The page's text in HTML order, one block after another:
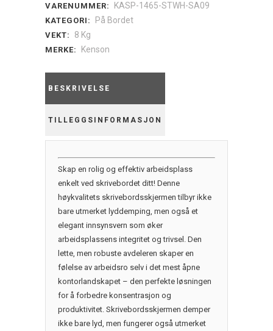
top
screen
grey
mm,
09
VARENUMMER: KASP-1465-STWH-SA09
KATEGORI: På Bordet
VEKT: 8 Kg
MERKE: Kenson
BESKRIVELSE
TILLEGGSINFORMASJON
Skap en rolig og effektiv arbeidsplass
enkelt ved skrivebordet ditt! Denne
høykvalitets skrivebordsskjermen tilbyr ikke
bare utmerket lyddemping, men også et
elegant innsynsvern som øker
arbeidsplassens integritet og trivsel. Den
lette, men robuste avdeleren skaper en
følelse av arbeidsro selv i det mest åpne
kontorlandskapet – den perfekte løsningen
for å forbedre konsentrasjon og
produktivitet. Skrivebordsskjermen demper
ikke bare lyd, men fungerer også utmerket